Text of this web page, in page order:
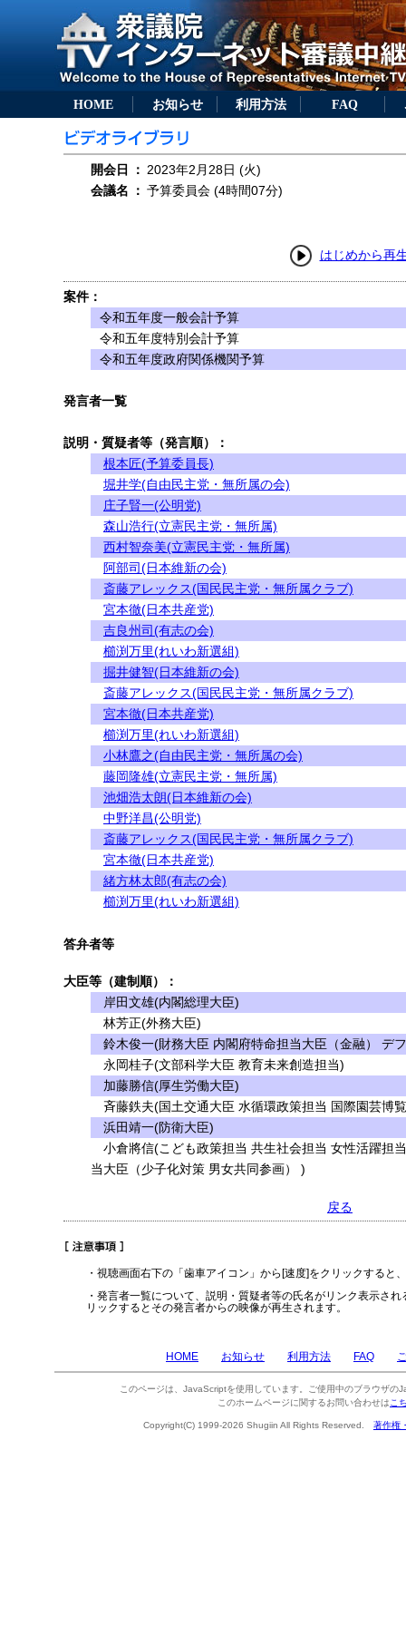
HOME お知らせ 利用方法 FAQ
開会日 ： 2023年2月28日 (火)
会議名
： 予算委員会 (4時間07分)
はじめから再
案件：
令和五年度一般会計予算
令和五年度特別会計予算
令和五年度政府関係機関予算
発言者一覧
説明・質疑者等（発言順）：
根本匠(予算委員長)
堀井学(自由民主党・無所属の会)
庄子賢一(公明党)
森山浩行(立憲民主党・無所属)
西村智奈美(立憲民主党・無所属)
阿部司(日本維新の会)
斎藤アレックス(国民民主党・無所属クラブ)
宮本徹(日本共産党)
吉良州司(有志の会)
櫛渕万里(れいわ新選組)
掘井健智(日本維新の会)
斎藤アレックス(国民民主党・無所属クラブ)
宮本徹(日本共産党)
櫛渕万里(れいわ新選組)
小林鷹之(自由民主党・無所属の会)
藤岡隆雄(立憲民主党・無所属)
池畑浩太朗(日本維新の会)
中野洋昌(公明党)
斎藤アレックス(国民民主党・無所属クラブ)
宮本徹(日本共産党)
緒方林太郎(有志の会)
櫛渕万里(れいわ新選組)
答弁者等
大臣等（建制順）：
岸田文雄(内閣総理大臣)
林芳正(外務大臣)
鈴木俊一(財務大臣 内閣府特命担当大臣（金融） デ
永岡桂子(文部科学大臣 教育未来創造担当)
加藤勝信(厚生労働大臣)
斉藤鉄夫(国土交通大臣 水循環政策担当 国際園芸博
浜田靖一(防衛大臣)
小倉將信(こども政策担当 共生社会担当 女性活躍担
当大臣（少子化対策 男女共同参画） )
戻る
・視聴画面右下の「歯車アイコン」から[速度]をクリックすると
・発言者一覧について、説明・質疑者等の氏名がリンク表示さ
リックするとその発言者からの映像が再生されます。
HOME お知らせ 利用方法 FAQ
このページは、JavaScriptを使用しています。ご使用中のブラウザの
このホームページに関するお問い合わせは こ
Copyright(C) 1999-2026 Shugiin All Rights Reserved. 著作権